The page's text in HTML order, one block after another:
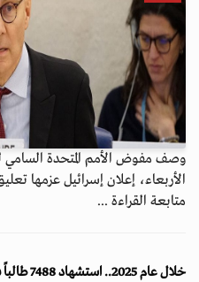
وصف مفوض الأمم المتحدة السامي
الأربعاء، إعلان إسرائيل عزمها
متابعة القراءة ...
خلال عام 2025.. استشهاد 7488 طالباً فلسطينياً وإصابة 10 آلاف و557 آخرين